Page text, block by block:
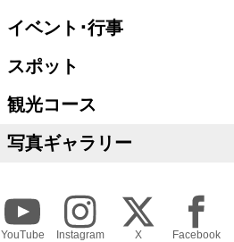
イベント･行事
スポット
観光コース
写真ギャラリー
YouTube Instagram X Facebook